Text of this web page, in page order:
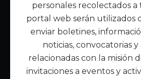
Enlaces Principales
Inicio
Acerca de Malunga
Nuestra misión
Quiénes somos
personales recolectados a
portal web serán utilizados
enviar boletines,
noticias, convocatorias
relacionadas con la misión
invitaciones a eventos y